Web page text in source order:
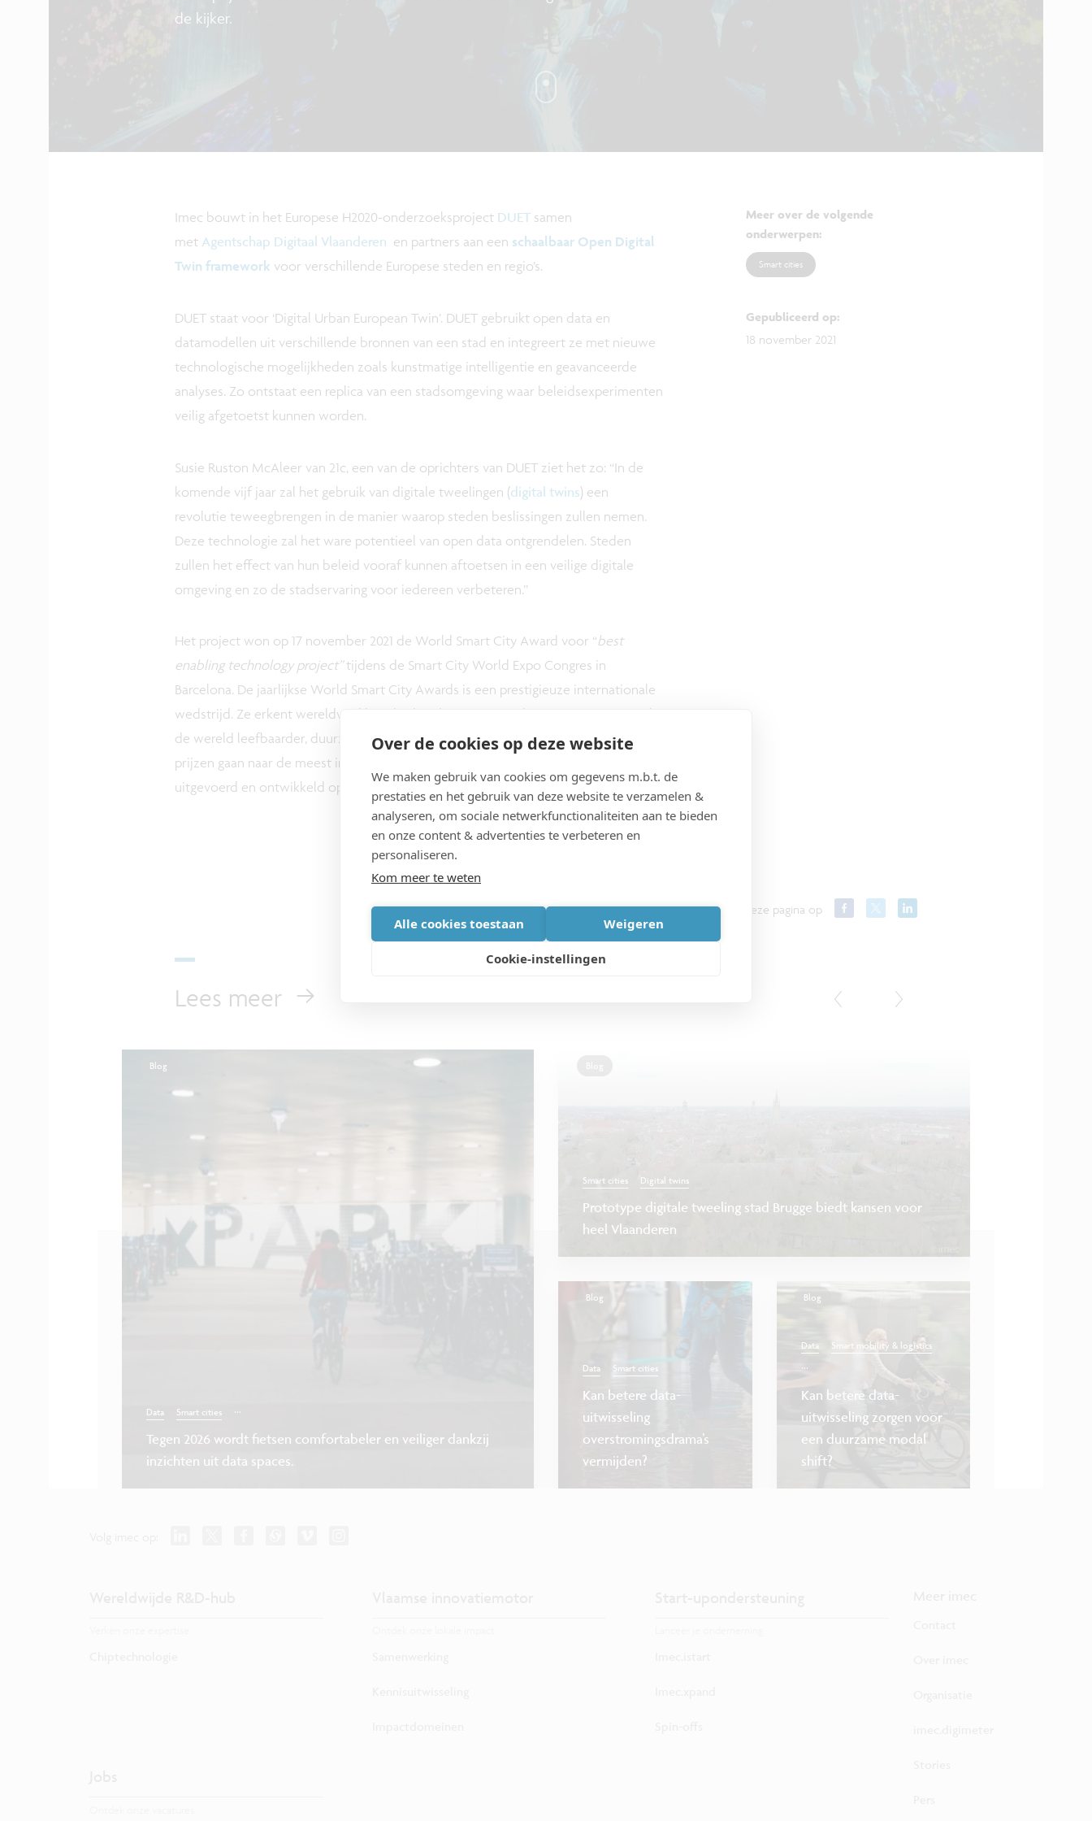
Over de cookies op deze website
We maken gebruik van cookies om gegevens m.b.t. de
prestaties en het gebruik van deze website te verzamelen &
analyseren, om sociale netwerkfunctionaliteiten aan te bieden
en onze content & advertenties te verbeteren en
personaliseren.
Kom meer te weten
Alle cookies toestaan Weigeren
Cookie-instellingen
de kijker.
Imec bouwt in het Europese H2020-onderzoeksproject DUET samen
met Agentschap Digitaal Vlaanderen en partners aan een schaalbaar Open Digital
Twin framework voor verschillende Europese steden en regio’s.
DUET staat voor ‘Digital Urban European Twin’. DUET gebruikt open data en
datamodellen uit verschillende bronnen van een stad en integreert ze met nieuwe
technologische mogelijkheden zoals kunstmatige intelligentie en geavanceerde
analyses. Zo ontstaat een ​​replica van een stadsomgeving waar beleidsexperimenten
veilig afgetoetst kunnen worden.
Susie Ruston McAleer van 21c, een van de oprichters van DUET ziet het zo: “In de
komende vijf jaar zal het gebruik van digitale tweelingen (digital twins) een
revolutie teweegbrengen in de manier waarop steden beslissingen zullen nemen.
Deze technologie zal het ware potentieel van open data ontgrendelen. Steden
zullen het effect van hun beleid vooraf kunnen aftoetsen in een veilige digitale
omgeving en zo de stadservaring voor iedereen verbeteren.”
Het project won op 17 november 2021 de World Smart City Award voor “best
enabling technology project”tijdens de Smart City World Expo Congres in
Barcelona. De jaarlijkse World Smart City Awards is een prestigieuze internationale
wedstrijd. Ze erkent wereldwijd baanbrekende projecten, ideeën en strategieën die
de wereld leefbaarder, duurzamer en economisch levensvatbaarder maken. De
prijzen gaan naar de meest innovatieve en succesvolle projecten die worden
uitgevoerd en ontwikkeld op het gebied van data en technologie.
Meer over de volgende
onderwerpen:
Smart cities
Gepubliceerd op:
18 november 2021
Deel deze pagina op
Lees meer
Blog
Data Smart cities ...
Tegen 2026 wordt fietsen comfortabeler en veiliger dankzij
inzichten uit data spaces.
Smart cities Digital twins
Prototype digitale tweeling stad Brugge biedt kansen voor
heel Vlaanderen
Blog
Data Smart cities
Kan betere data-
uitwisseling
overstromingsdrama’s
vermijden?
Blog
Data Smart mobility & logistics
...
Kan betere data-
uitwisseling zorgen voor
een duurzame modal
shift?